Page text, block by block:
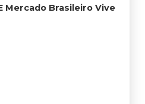
Mercado Brasileiro Vive